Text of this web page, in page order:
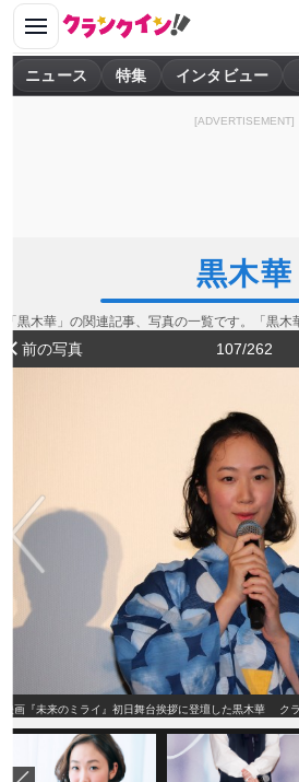
ニュース 特集 インタビュー
[ADVERTISEMENT]
黒木華
「黒木華」の関連記事、写真の一覧です。「黒木
前の写真 107/262
映画『未来のミライ』初日舞台挨拶に登壇した黒木華 ク